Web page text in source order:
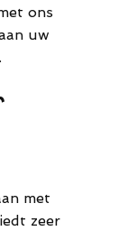
ons
uw
met
zeer